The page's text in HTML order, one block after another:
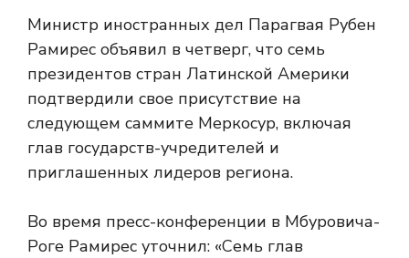
Министр иностранных дел Парагвая Рубен
Рамирес объявил в четверг, что семь
президентов стран Латинской Америки
подтвердили свое присутствие на
следующем саммите Меркосур, включая
глав государств-учредителей и
приглашенных лидеров региона.
Во время пресс-конференции в Мбуровича-
Роге Рамирес уточнил: «Семь глав